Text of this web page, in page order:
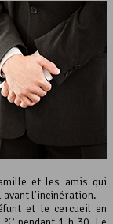
et les amis qui
l’incinération.
et le cercueil en